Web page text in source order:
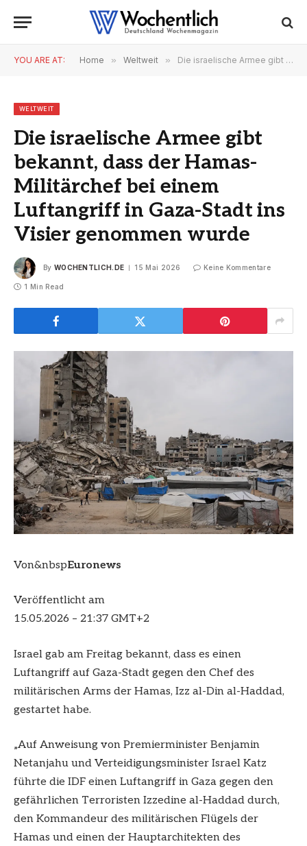
YOU ARE AT: Home » Weltweit » Die israelische Armee gibt bekannt, dass der Hamas-Militärchef bei einem Luftangriff in Gaza-Stadt ins Visier genommen wurde
WELTWEIT
Die israelische Armee gibt
bekannt, dass der Hamas-
Militärchef bei einem
Luftangriff in Gaza-Stadt ins
Visier genommen wurde
By WOCHENTLICH.DE 15 Mai 2026 Keine Kommentare
1 Min Read
Von&nbspEuronews
Veröffentlicht am
15.05.2026 – 21:37 GMT+2
Israel gab am Freitag bekannt, dass es einen
Luftangriff auf Gaza-Stadt gegen den Chef des
militärischen Arms der Hamas, Izz al-Din al-Haddad,
gestartet habe.
„Auf Anweisung von Premierminister Benjamin
Netanjahu und Verteidigungsminister Israel Katz
führte die IDF einen Luftangriff in Gaza gegen den
gefährlichen Terroristen Izzedine al-Haddad durch,
den Kommandeur des militärischen Flügels der
Hamas und einen der Hauptarchitekten des